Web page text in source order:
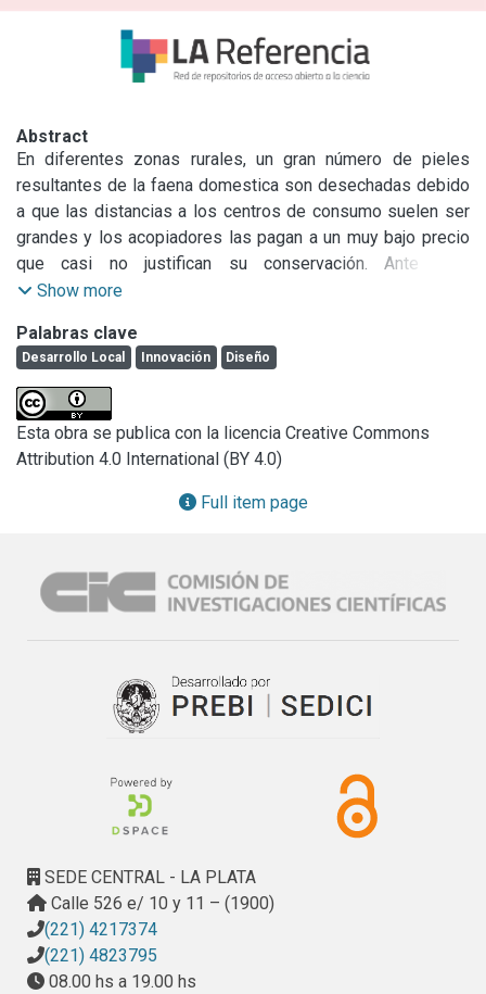
Abstract
En diferentes zonas rurales, un gran número de pieles
resultantes de la faena domestica son desechadas debido
a que las distancias a los centros de consumo suelen ser
grandes y los acopiadores las pagan a un muy bajo precio
que casi no justifican su conservación. Ante esta
problemática, desde el CITEC se ha transferido esquemas
desde esta Institución que se detecta la ausencia de un
equipamiento acorde a esta escala productiva.
Ante esta problemática el proyecto apunta a diseñar
herramientas específicas para el sector de los pequeños
productores rurales que permitan mejorar la productividad,
sustentabilidad y las condiciones de trabajo impulsando asi
las Economías Regionales y el Desarrollo Local a través
Show more
Palabras clave
Desarrollo Local Innovación Diseño
Esta obra se publica con la licencia Creative Commons
Attribution 4.0 International (BY 4.0)
Full item page
SEDE CENTRAL - LA PLATA
Calle 526 e/ 10 y 11 – (1900)
(221) 4217374
(221) 4823795
08.00 hs a 19.00 hs